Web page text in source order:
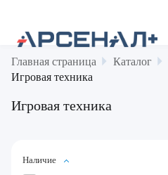
Главная страница Каталог
Игровая техника
Игровая техника
Наличие